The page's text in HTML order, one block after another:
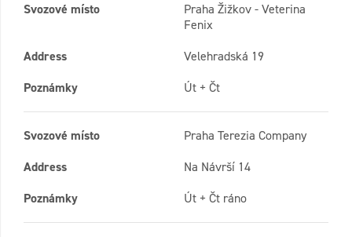
Svozové místo
Praha Žižkov - Veterina
Fenix
Address
Velehradská 19
Poznámky
Út + Čt
Svozové místo
Praha Terezia Company
Address
Na Návrší 14
Poznámky
Út + Čt ráno